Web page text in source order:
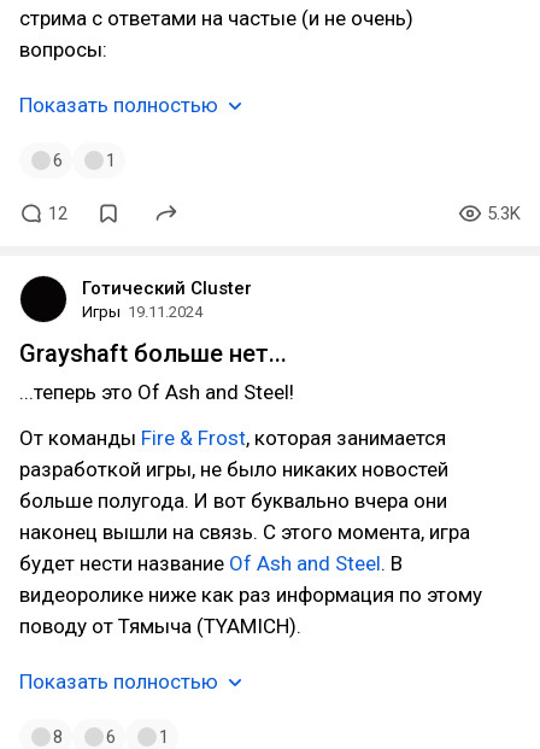
стрима с ответами на частые (и не очень)
вопросы:
Показать полностью
6 1
12 5.3K
Готический Cluster
Игры 19.11.2024
Grayshaft больше нет...
...теперь это Of Ash and Steel!
От команды Fire & Frost, которая занимается
разработкой игры, не было никаких новостей
больше полугода. И вот буквально вчера они
наконец вышли на связь. С этого момента, игра
будет нести название Of Ash and Steel. В
видеоролике ниже как раз информация по этому
поводу от Тямыча (TYAMICH).
Показать полностью
8 6 1